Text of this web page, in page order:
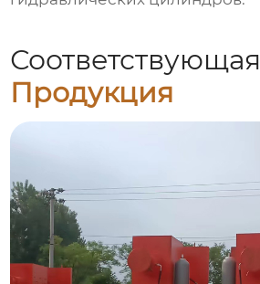
Соответствующая
Продукция